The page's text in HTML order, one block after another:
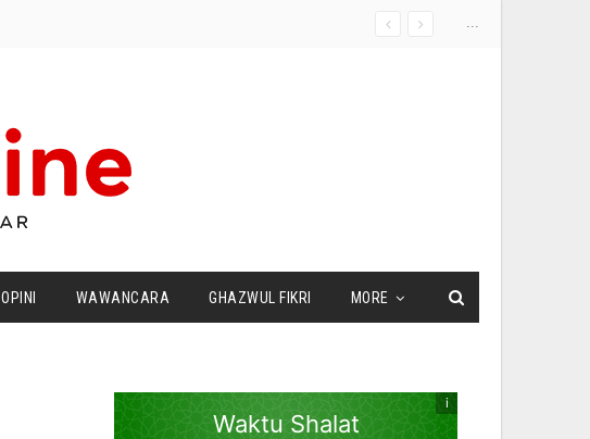
...
OPINI WAWANCARA GHAZWUL FIKRI MORE